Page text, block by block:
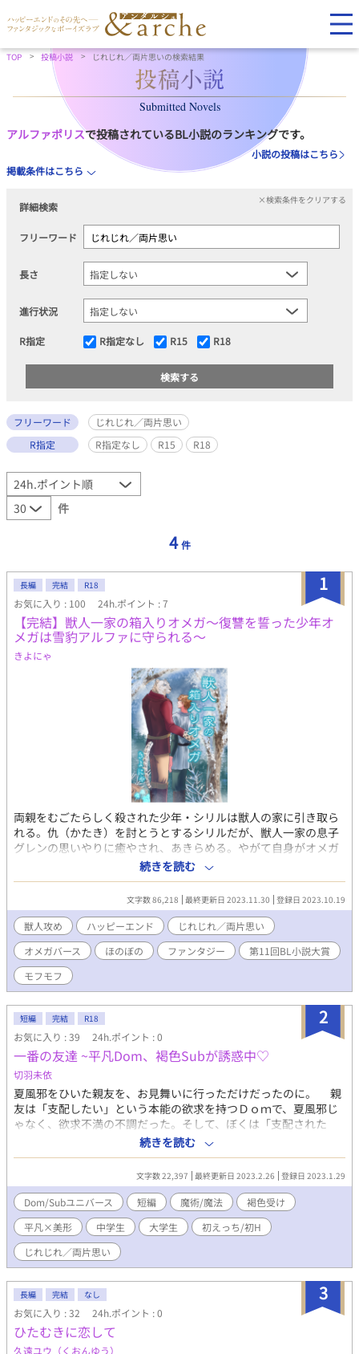
TOP 投稿小説 じれじれ／両片思いの検索結果
Submitted Novels
アルファポリスで投稿されているBL小説のランキングです。
小説の投稿はこちら
掲載条件はこちら
詳細検索
×検索条件をクリアする
フリーワード
長さ
進行状況
R指定 R指定なし R15 R18
フリーワード
じれじれ／両片思い
R指定
R指定なし R15 R18
件
4 件
1
長編 完結 R18
お気に入り : 100 24h.ポイント : 7
【完結】獣人一家の箱入りオメガ～復讐を誓った少年オ
メガは雪豹アルファに守られる～
きよにゃ
両親をむごたらしく殺された少年・シリルは獣人の家に引き取ら
れる。仇（かたき）を討とうとするシリルだが、獣人一家の息子
グレンの思いやりに癒やされ、あきらめる。やがて自身がオメガ
だと分かり、周囲から孤立する。グレン達一家は違ったが、発情
期にグレンにいやらしいことをねだったことでギクシャクしてし
まう。そんなとき、職場で光るキノコを一緒に見ようと先輩に誘
われる。反対するグレンを振り切って職場に居残ったシリルは、
獣人に変化した先輩に犯されそうになる。間一髪で助けてくれた
のはグレンだった。 【※印はR15描写あり、★印はR18描写あ
り】
続きを読む
文字数 86,218 最終更新日 2023.11.30 登録日 2023.10.19
獣人攻め ハッピーエンド
じれじれ／両片思い
オメガバース
ほのぼの ファンタジー
第11回BL小説大賞
モフモフ
2
短編 完結 R18
お気に入り : 39 24h.ポイント : 0
一番の友達 ~平凡Dom、褐色Subが誘惑中♡
切羽未依
夏風邪をひいた親友を、お見舞いに行っただけだったのに。 親
友は「支配したい」という本能の欲求を持つＤｏｍで、夏風邪じ
ゃなく、欲求不満の不調だった。そして、ぼくは「支配された
い」という本能の欲求を持つＳｕｂだった。親友の言葉が、『命
令』として、ぼくの体に響く―― 地味な平凡Ｄｏｍくんと、麗し
い褐色Ｓｕｂくんの初えっち。 『夏風邪』から改題しました。
『王様と鍵～最弱Ｄｏｍ王子、寝取られがちＳｕｂに求愛中♡』
の番外編『寮長の恋～ふわふわボディのＳｕｂ、とろあまＤｏｍ
が溺愛中♡』の番外編ですが、どちらも読んでなくても、だいじ
ょうぶ。
続きを読む
文字数 22,397 最終更新日 2023.2.26 登録日 2023.1.29
Dom/Subユニバース 短編 魔術/魔法
褐色受け
平凡×美形
中学生 大学生
初えっち/初H
じれじれ／両片思い
3
長編 完結 なし
お気に入り : 32 24h.ポイント : 0
ひたむきに恋して
久遠ユウ（くおんゆう）